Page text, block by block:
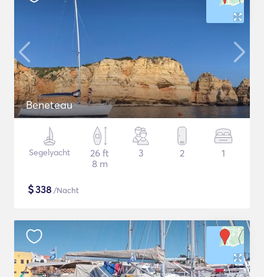
Beneteau
Segelyacht
26 ft
8 m
3 2 1
$338 /Nacht